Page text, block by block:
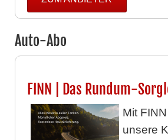
Auto-Abo
FINN | Das Rundum-
Mit
unsere